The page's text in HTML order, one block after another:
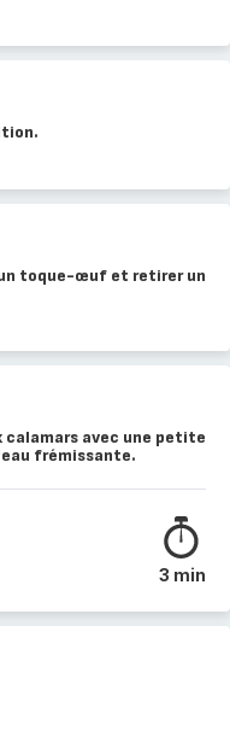
toque-œuf et retirer un
avec une petite
frémissante.
3 min